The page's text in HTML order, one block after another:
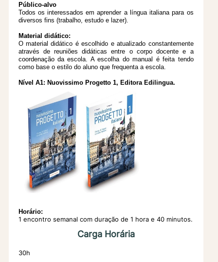
Público-alvo
Todos os interessados em aprender a língua italiana para os
diversos fins (trabalho, estudo e lazer).
Material didático:
O material didático é escolhido e atualizado constantemente
através de reuniõesdidáticas entre o corpo docente e a
coordenação da escola. A escolha do manual é feita tendo
como base o estilo do aluno que frequenta a escola.
Nível A1: Nuovissimo Progetto 1, Editora Edilingua.
Horário:
1 encontro semanal com duração de 1 hora e 40 minutos.
Carga Horária
30h